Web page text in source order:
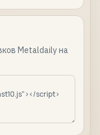
Metaldaily на